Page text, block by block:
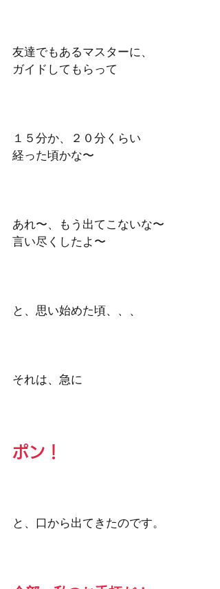
友達でもあるマスターに、
ガイドしてもらって
１５分か、２０分くらい
経った頃かな〜
あれ〜、もう出てこないな〜
言い尽くしたよ〜
と、思い始めた頃、、、
それは、急に
ポン！
と、口から出てきたのです。